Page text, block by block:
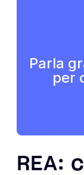
Parla
per
REA: